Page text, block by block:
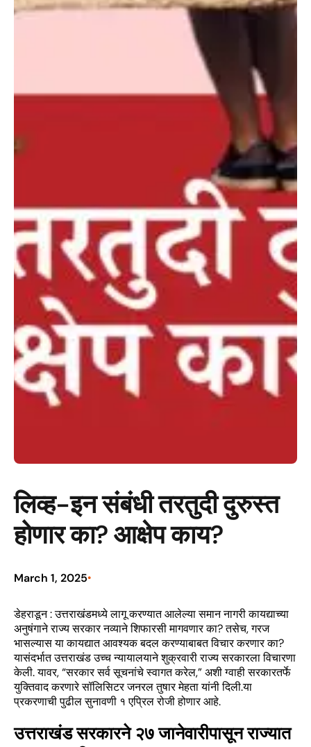
लिव्ह-इन संबंधी तरतुदी दुरुस्त
होणार का? आक्षेप काय?
March 1, 2025•
डेहराडून : उत्तराखंडमध्ये लागू करण्यात आलेल्या समान नागरी कायद्याच्या
अनुषंगाने राज्य सरकार नव्याने शिफारसी मागवणार का? तसेच, गरज
भासल्यास या कायद्यात आवश्यक बदल करण्याबाबत विचार करणार का?
यासंदर्भात उत्तराखंड उच्च न्यायालयाने शुक्रवारी राज्य सरकारला विचारणा
केली. यावर, “सरकार सर्व सूचनांचे स्वागत करेल,” अशी ग्वाही सरकारतर्फे
युक्तिवाद करणारे सॉलिसिटर जनरल तुषार मेहता यांनी दिली.या
प्रकरणाची पुढील सुनावणी १ एप्रिल रोजी होणार आहे.
उत्तराखंड सरकारने २७ जानेवारीपासून राज्यात